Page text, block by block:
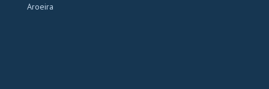
Aroeira